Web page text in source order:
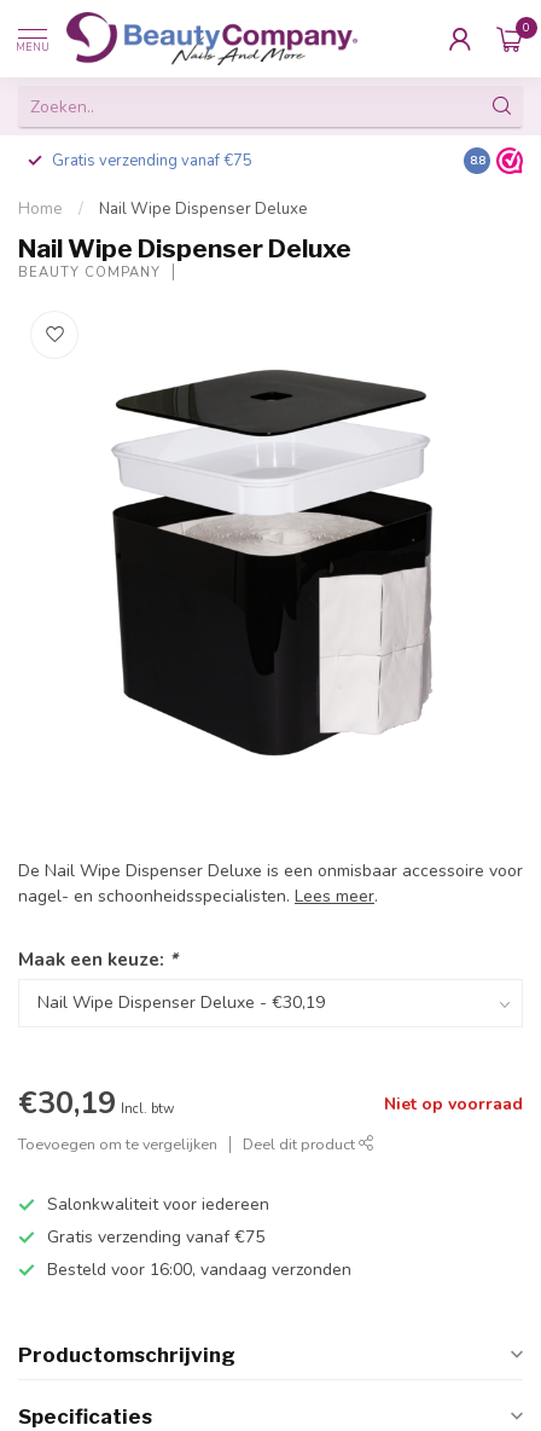
MENU
0
Gratis verzending vanaf €75 Besteld
8.8
Home / Nail Wipe Dispenser Deluxe
Nail Wipe Dispenser Deluxe
BEAUTY COMPANY
De Nail Wipe Dispenser Deluxe is een onmisbaar accessoire voor
nagel- en schoonheidsspecialisten. Lees meer.
Maak een keuze: *
€30,19 Incl. btw Niet op voorraad
Toevoegen om te vergelijken Deel dit product
Salonkwaliteit voor iedereen
Gratis verzending vanaf €75
Besteld voor 16:00, vandaag verzonden
Productomschrijving
Specificaties